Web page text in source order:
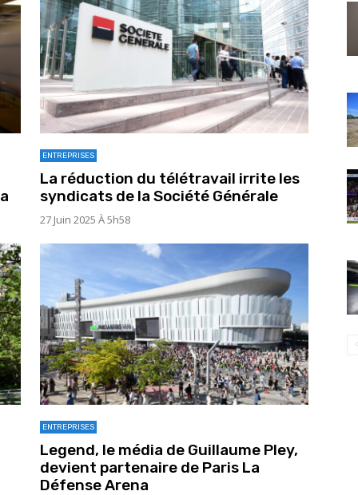
ENTREPRISES
La réduction du télétravail irrite les
syndicats de la Société Générale
27 Juin 2025 À 5h58
ENTREPRISES
Legend, le média de Guillaume Pley,
devient partenaire de Paris La
Défense Arena